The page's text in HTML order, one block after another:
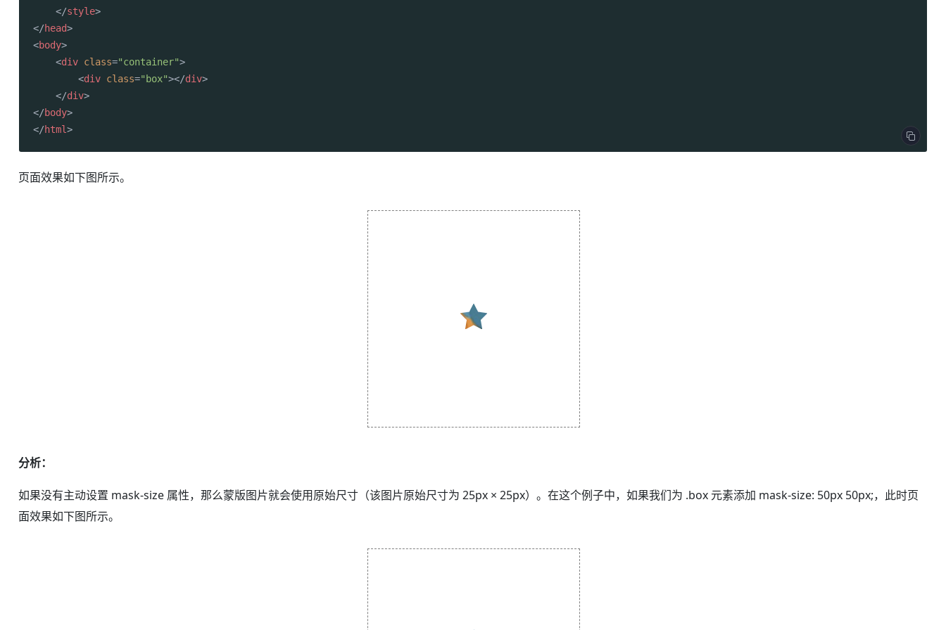
</style>
</head>
<body>
<div class="container">
<div class="box"></div>
</div>
</body>
</html>
页面效果如下图所示。
分析：
如果没有主动设置 mask-size 属性，那么蒙版图片就会使用原始尺寸（该图片原始尺寸为 25px × 25px）。在这个例子中，如果我们为 .box 元素添加 mask-size: 50px 50px;，此时页
面效果如下图所示。